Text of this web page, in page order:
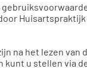
na het lezen van
u stellen via